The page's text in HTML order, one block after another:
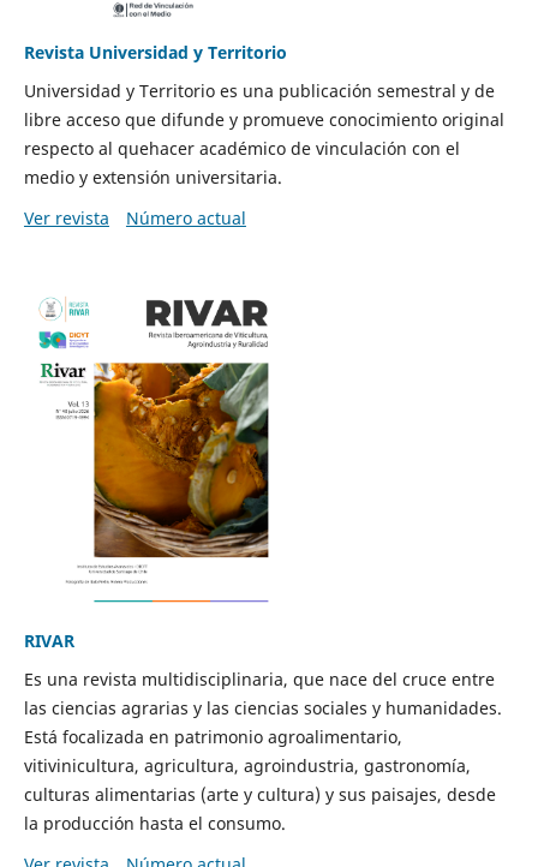
Revista Universidad y Territorio
Universidad y Territorio es una publicación semestral y de
libre acceso que difunde y promueve conocimiento original
respecto al quehacer académico de vinculación con el
medio y extensión universitaria.
Ver revista
Número actual
RIVAR
Es una revista multidisciplinaria, que nace del cruce entre
las ciencias agrarias y las ciencias sociales y humanidades.
Está focalizada en patrimonio agroalimentario,
vitivinicultura, agricultura, agroindustria, gastronomía,
culturas alimentarias (arte y cultura) y sus paisajes, desde
la producción hasta el consumo.